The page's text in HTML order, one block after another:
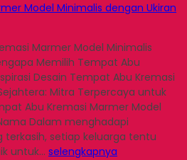
Model Minimalis dengan Ukiran
Marmer Model Minimalis
Memilih Tempat Abu
Desain Tempat Abu Kremasi
Mitra Terpercaya untuk
Abu Kremasi Marmer Model
Dalam menghadapi
terkasih, setiap keluarga tentu
untuk… selengkapnya